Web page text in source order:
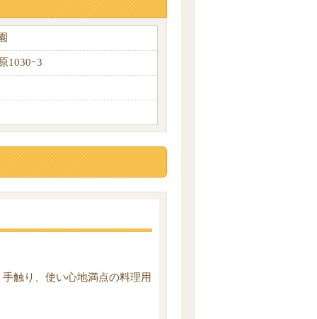
1030ｰ3
触り、使い心地満点の料理用